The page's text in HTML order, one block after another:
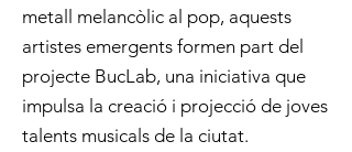
metall melancòlic al pop, aquests
artistes emergents formen part del
projecte BucLab, una iniciativa que
impulsa la creació i projecció de joves
talents musicals de la ciutat.